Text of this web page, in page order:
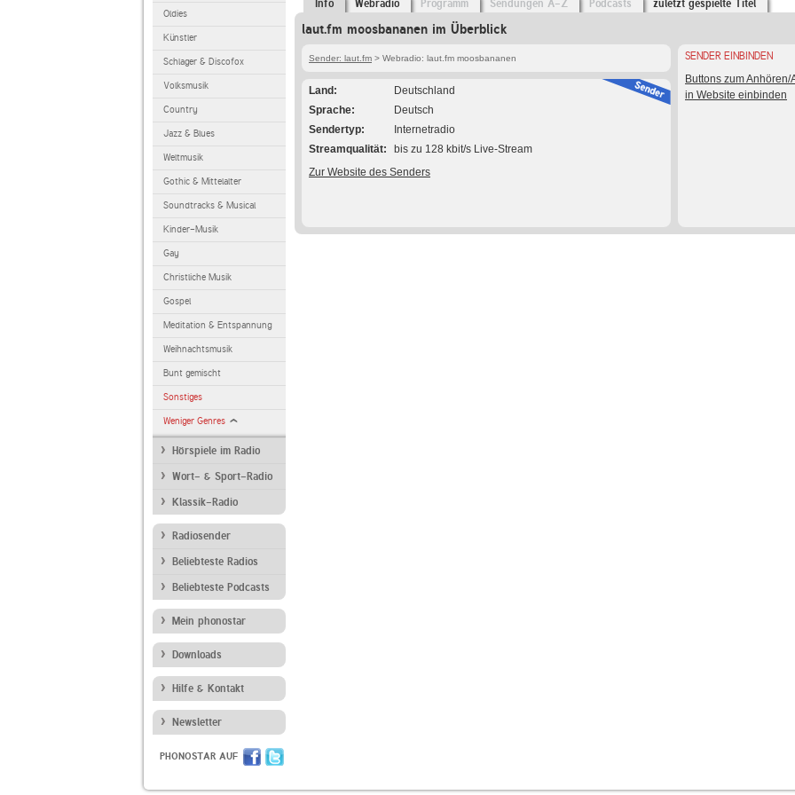
Oldies
Künstler
Schlager & Discofox
Volksmusik
Country
Jazz & Blues
Weltmusik
Gothic & Mittelalter
Soundtracks & Musical
Kinder-Musik
Gay
Christliche Musik
Gospel
Meditation & Entspannung
Weihnachtsmusik
Bunt gemischt
Sonstiges
Weniger Genres
Hörspiele im Radio
Wort- & Sport-Radio
Klassik-Radio
Radiosender
Beliebteste Radios
Beliebteste Podcasts
Mein phonostar
Downloads
Hilfe & Kontakt
Newsletter
PHONOSTAR AUF
Info Webradio Programm Sendungen A-Z Podcasts zuletzt gespielte Titel
laut.fm moosbananen im Überblick
Sender: laut.fm > Webradio: laut.fm moosbananen
Land
Deutschland
Sprache
Deutsch
Sendertyp
Internetradio
Streamqualität
bis zu 128 kbit/s Live-Stream
Zur Website des Senders
SENDER EINBINDEN
Buttons zum Anhören/
in Website einbinden